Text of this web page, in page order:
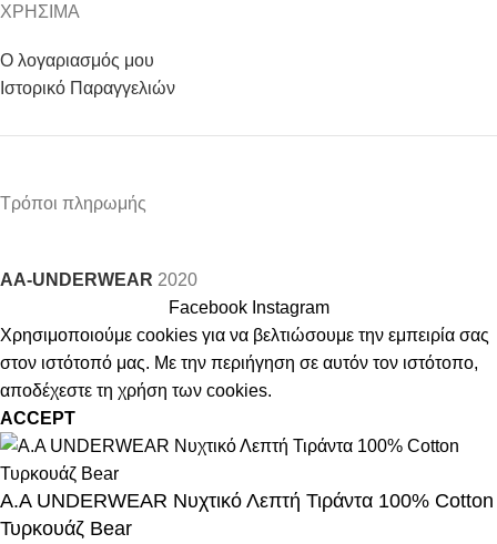
ΧΡΗΣΙΜΑ
Ο λογαριασμός μου
Ιστορικό Παραγγελιών
Τρόποι πληρωμής
AA-UNDERWEAR 2020
Facebook Instagram
Χρησιμοποιούμε cookies για να βελτιώσουμε την εμπειρία σας
στον ιστότοπό μας. Με την περιήγηση σε αυτόν τον ιστότοπο,
αποδέχεστε τη χρήση των cookies.
ACCEPT
A.A UNDERWEAR Νυχτικό Λεπτή Τιράντα 100% Cotton
Τυρκουάζ Bear